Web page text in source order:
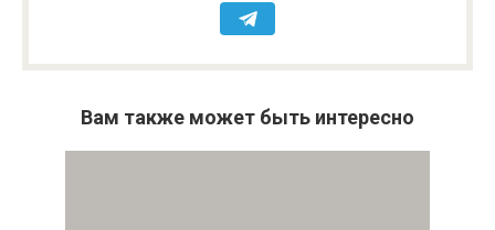
Вам также может быть интересно